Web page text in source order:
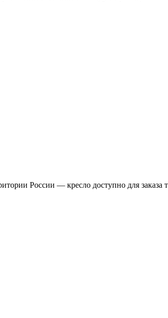
России — кресло доступно для заказа